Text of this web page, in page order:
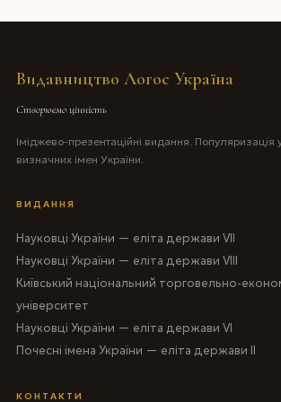
Видавництво Логос Україна
Створюємо цінність
Іміджево-презентаційні видання. Популяризація
визначних імен України.
ВИДАННЯ
Науковці України — еліта держави VII
Науковці України — еліта держави VIII
Київський національний торговельно-
університет
Науковці України — еліта держави VI
Почесні імена України — еліта держави II
КОНТАКТИ